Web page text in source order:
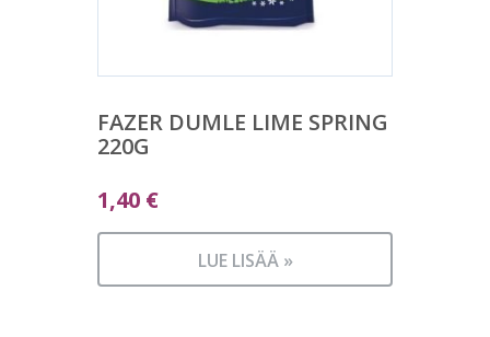
FAZER DUMLE LIME SPRING
220G
1,40 €
LUE LISÄÄ »